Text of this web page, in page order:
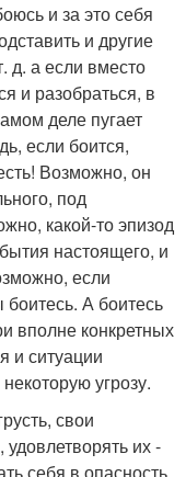
и за это себя
и другие
д. а если вместо
и разобраться, в
деле пугает
если боится,
Возможно, он
под
какой-то эпизод
настоящего, и
если
боитесь. А боитесь
вполне конкретных
и ситуации
угрозу.
свои
их -